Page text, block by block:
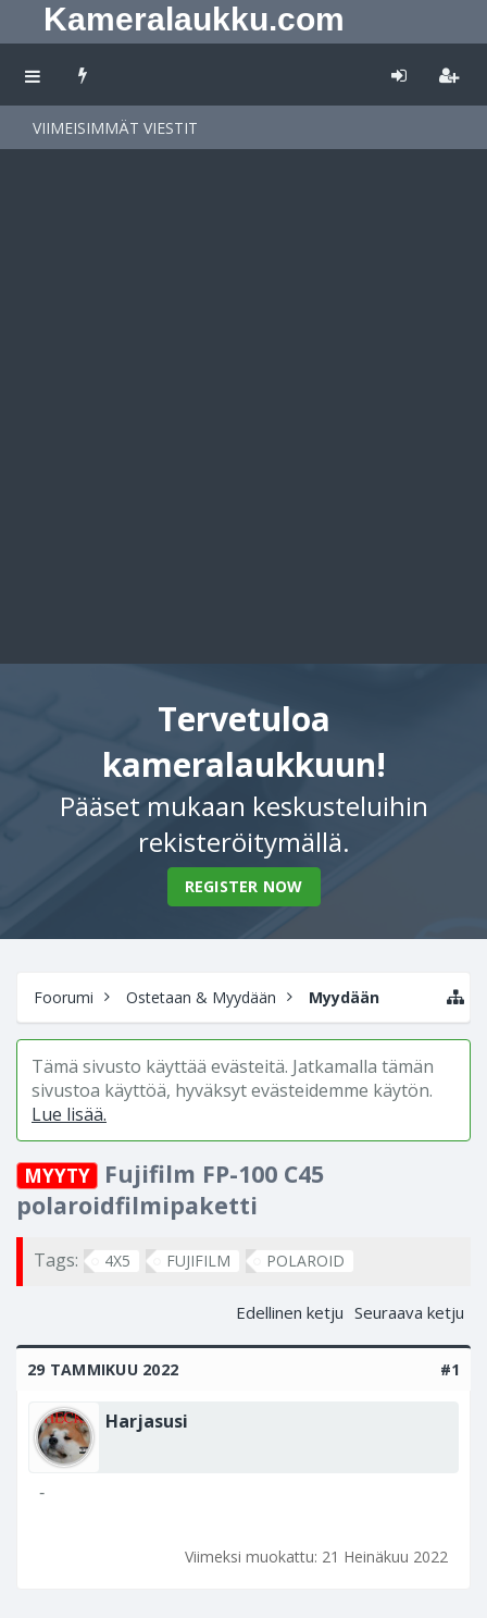
Kameralaukku.com
VIIMEISIMMÄT VIESTIT
Tervetuloa
kameralaukkuun!
Pääset mukaan keskusteluihin
rekisteröitymällä.
REGISTER NOW
Foorumi Ostetaan & Myydään Myydään
Tämä sivusto käyttää evästeitä. Jatkamalla tämän
sivustoa käyttöä, hyväksyt evästeidemme käytön.
Lue lisää.
MYYTY
Fujifilm FP-100 C45
polaroidfilmipaketti
Tags: 4X5 FUJIFILM POLAROID
Edellinen ketju Seuraava ketju
29 TAMMIKUU 2022 #1
Harjasusi
-
Viimeksi muokattu: 21 Heinäkuu 2022